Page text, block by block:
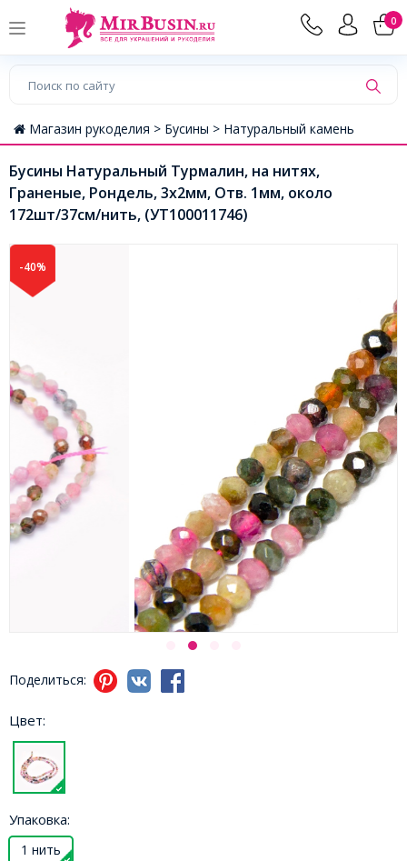
0
Магазин рукоделия > Бусины > Натуральный камень
Бусины Натуральный Турмалин, на нитях,
Граненые, Рондель, 3х2мм, Отв. 1мм, около
172шт/37см/нить, (УТ100011746)
-40%
Поделиться:
Цвет:
Упаковка:
1 нить